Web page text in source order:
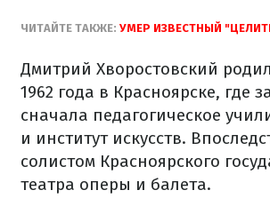
ЧИТАЙТЕ ТАКЖЕ: УМЕР ИЗВЕСТНЫЙ
Дмитрий Хворостовский
1962 года в Красноярске, где
сначала педагогическое
и институт искусств.
солистом Красноярского
театра оперы и балета.